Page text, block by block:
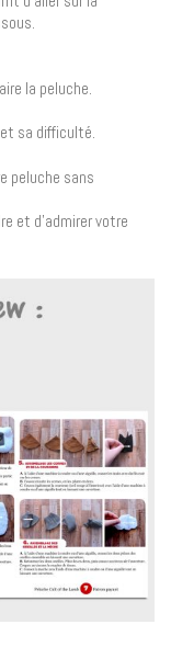
la peluche.
sa difficulté.
peluche sans
et d’admirer votre